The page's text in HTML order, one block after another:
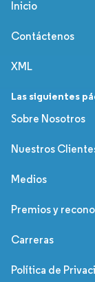
Inicio
Contáctenos
XML
Las siguientes
Sobre Nosotros
Nuestros
Medios
Premios y
Carreras
Política de